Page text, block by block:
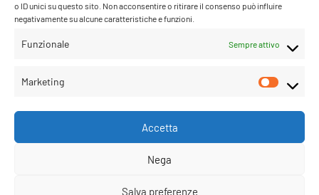
o ID unici su questo sito. Non acconsentire o ritirare il consenso può influire
negativamente su alcune caratteristiche e funzioni.
Funzionale Sempre attivo
Marketing
Accetta
Nega
Salva preferenze
WhatsApp: +39 342 9218104
info@parruccheonline.com
PEC –farcaphair@legalmail.it
14:30–19:00
© Parrucche Online. Diritti riservati .